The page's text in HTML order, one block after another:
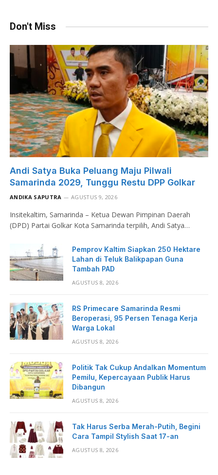
Don't Miss
Andi Satya Buka Peluang Maju Pilwali
Samarinda 2029, Tunggu Restu DPP Golkar
ANDIKA SAPUTRA AGUSTUS 9, 2026
Insitekaltim, Samarinda – Ketua Dewan Pimpinan Daerah
(DPD) Partai Golkar Kota Samarinda terpilih, Andi Satya…
Pemprov Kaltim Siapkan 250 Hektare
Lahan di Teluk Balikpapan Guna
Tambah PAD
AGUSTUS 8, 2026
RS Primecare Samarinda Resmi
Beroperasi, 95 Persen Tenaga Kerja
Warga Lokal
AGUSTUS 8, 2026
Politik Tak Cukup Andalkan Momentum
Pemilu, Kepercayaan Publik Harus
Dibangun
AGUSTUS 8, 2026
Tak Harus Serba Merah-Putih, Begini
Cara Tampil Stylish Saat 17-an
AGUSTUS 8, 2026